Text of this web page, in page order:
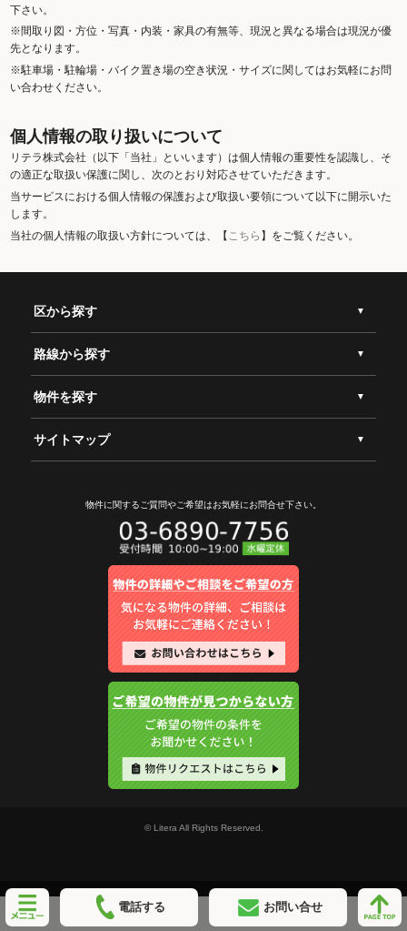
下さい。
※間取り図・方位・写真・内装・家具の有無等、現況と異なる場合は現況が優
先となります。
※駐車場・駐輪場・バイク置き場の空き状況・サイズに関してはお気軽にお問
い合わせください。
個人情報の取り扱いについて
リテラ株式会社（以下「当社」といいます）は個人情報の重要性を認識し、そ
の適正な取扱い保護に関し、次のとおり対応させていただきます。
当サービスにおける個人情報の保護および取扱い要領について以下に開示いた
します。
当社の個人情報の取扱い方針については、【こちら 】をご覧ください。
区から探す
路線から探す
物件を探す
サイトマップ
物件に関するご質問やご希望はお気軽にお問合せ下さい。
© Litera All Rights Reserved.
電話する お問い合せ